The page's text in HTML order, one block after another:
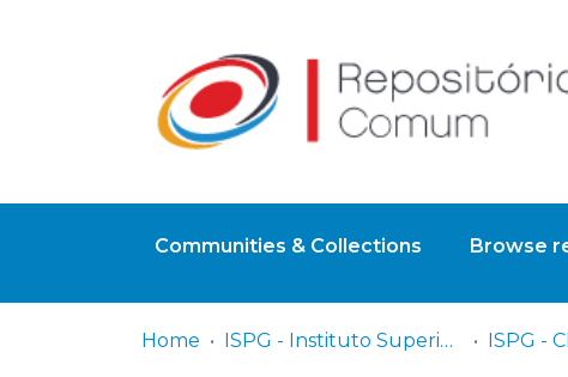
Communities & Collections Browse
Home ISPG - Instituto Superior Politécnico Gaya